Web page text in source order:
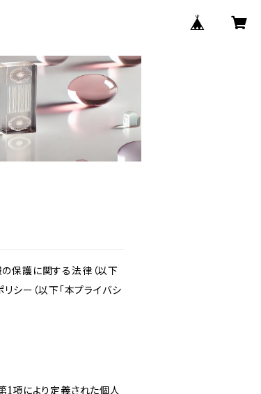
保護に関する法律（以下
シー（以下「本プライバシ
1項により定義された個人